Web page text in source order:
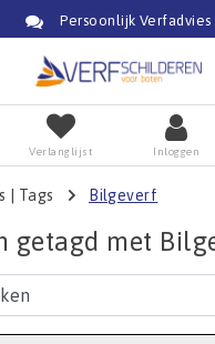
Persoonlijk Verfadvies
Verlanglijst Inloggen
Tags Bilgeverf
getagd met